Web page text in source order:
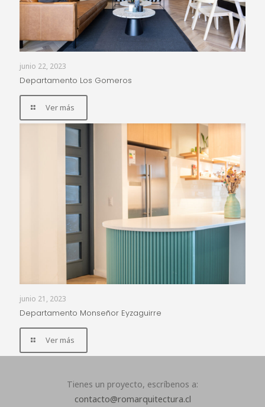
junio 22, 2023
Departamento Los Gomeros
Ver más
junio 21, 2023
Departamento Monseñor Eyzaguirre
Ver más
Tienes un proyecto, escríbenos a:
contacto@romarquitectura.cl